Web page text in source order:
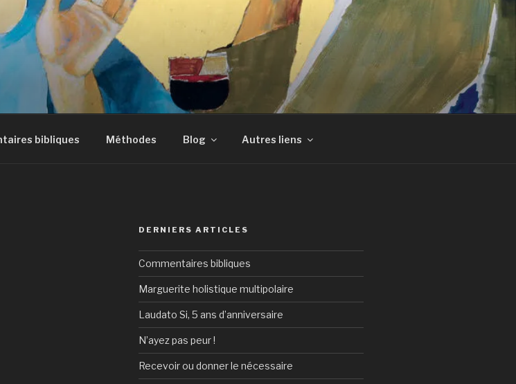
bibliques Méthodes Blog Autres liens
DERNIERS ARTICLES
Commentaires bibliques
Marguerite holistique multipolaire
Laudato Si, 5 ans d’anniversaire
N’ayez pas peur !
Recevoir ou donner le nécessaire